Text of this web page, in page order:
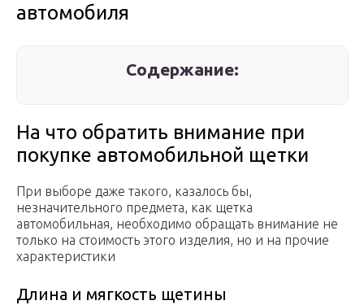
автомобиля
Содержание:
На что обратить внимание при
покупке автомобильной щетки
При выборе даже такого, казалось бы,
незначительного предмета, как щетка
автомобильная, необходимо обращать внимание не
только на стоимость этого изделия, но и на прочие
характеристики
Длина и мягкость щетины